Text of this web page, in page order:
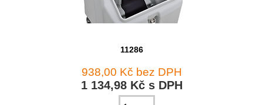
11286
938,00 Kč bez DPH
1 134,98 Kč s DPH